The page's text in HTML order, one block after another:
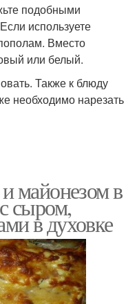
подобными
используете
Вместо
или белый.
Также к блюду
необходимо нарезать
майонезом в
сыром,
в духовке